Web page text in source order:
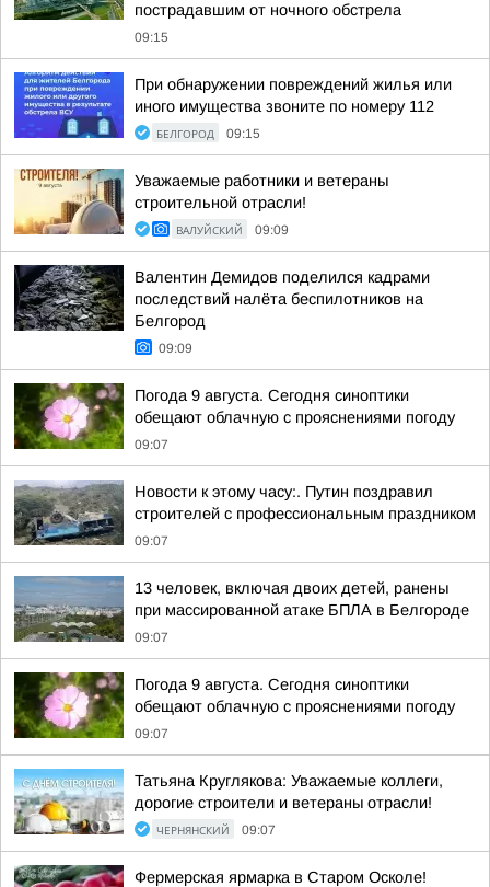
пострадавшим от ночного обстрела
09:15
При обнаружении повреждений жилья или
иного имущества звоните по номеру 112
БЕЛГОРОД 09:15
Уважаемые работники и ветераны
строительной отрасли!
ВАЛУЙСКИЙ 09:09
Валентин Демидов поделился кадрами
последствий налёта беспилотников на
Белгород
09:09
Погода 9 августа. Сегодня синоптики
обещают облачную с прояснениями погоду
09:07
Новости к этому часу:. Путин поздравил
строителей с профессиональным праздником
09:07
13 человек, включая двоих детей, ранены
при массированной атаке БПЛА в Белгороде
09:07
Погода 9 августа. Сегодня синоптики
обещают облачную с прояснениями погоду
09:07
Татьяна Круглякова: Уважаемые коллеги,
дорогие строители и ветераны отрасли!
ЧЕРНЯНСКИЙ 09:07
Фермерская ярмарка в Старом Осколе!